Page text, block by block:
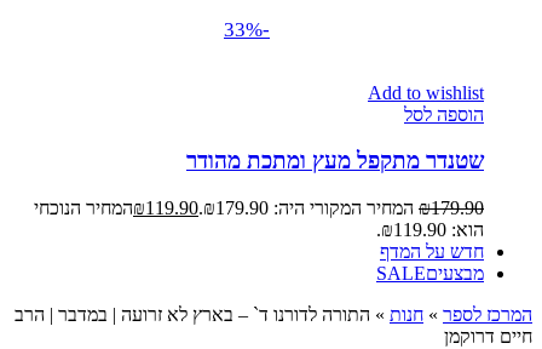
-33%
Add to wishlist
הוספה לסל
שטנדר מתקפל מעץ ומתכת מהודר
₪179.90 המחיר המקורי היה: ₪179.90. ₪119.90
המחיר הנוכחי
הוא: ₪119.90.
חדש על המדף
מבצעיםSALE
המרכז לספר » חנות » התורה לדורנו ד` – בארץ לא זרועה | במדבר | הרב
חיים דרוקמן